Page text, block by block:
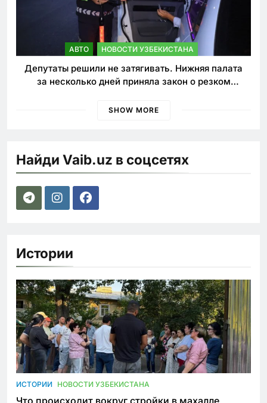
АВТО НОВОСТИ УЗБЕКИСТАНА
Депутаты решили не затягивать. Нижняя палата
за несколько дней приняла закон о резком
SHOW MORE
Найди Vaib.uz в соцсетях
Истории
ИСТОРИИ НОВОСТИ УЗБЕКИСТАНА